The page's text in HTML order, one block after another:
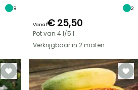
8 2
Vanaf€ 25,50
Pot van 4 l/5 l
Verkrijgbaar in 2 maten